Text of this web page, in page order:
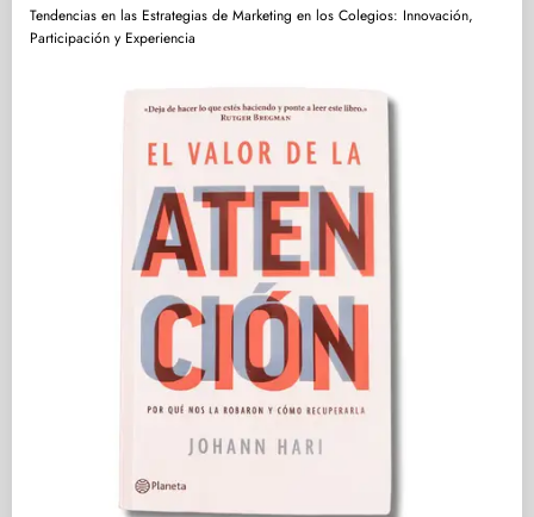
Tendencias en las Estrategias de Marketing en los Colegios: Innovación,
Participación y Experiencia